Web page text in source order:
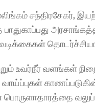
சந்திரசேகர்,
உவர்நீர் வளங்கள்
வாய்ப்புகள்